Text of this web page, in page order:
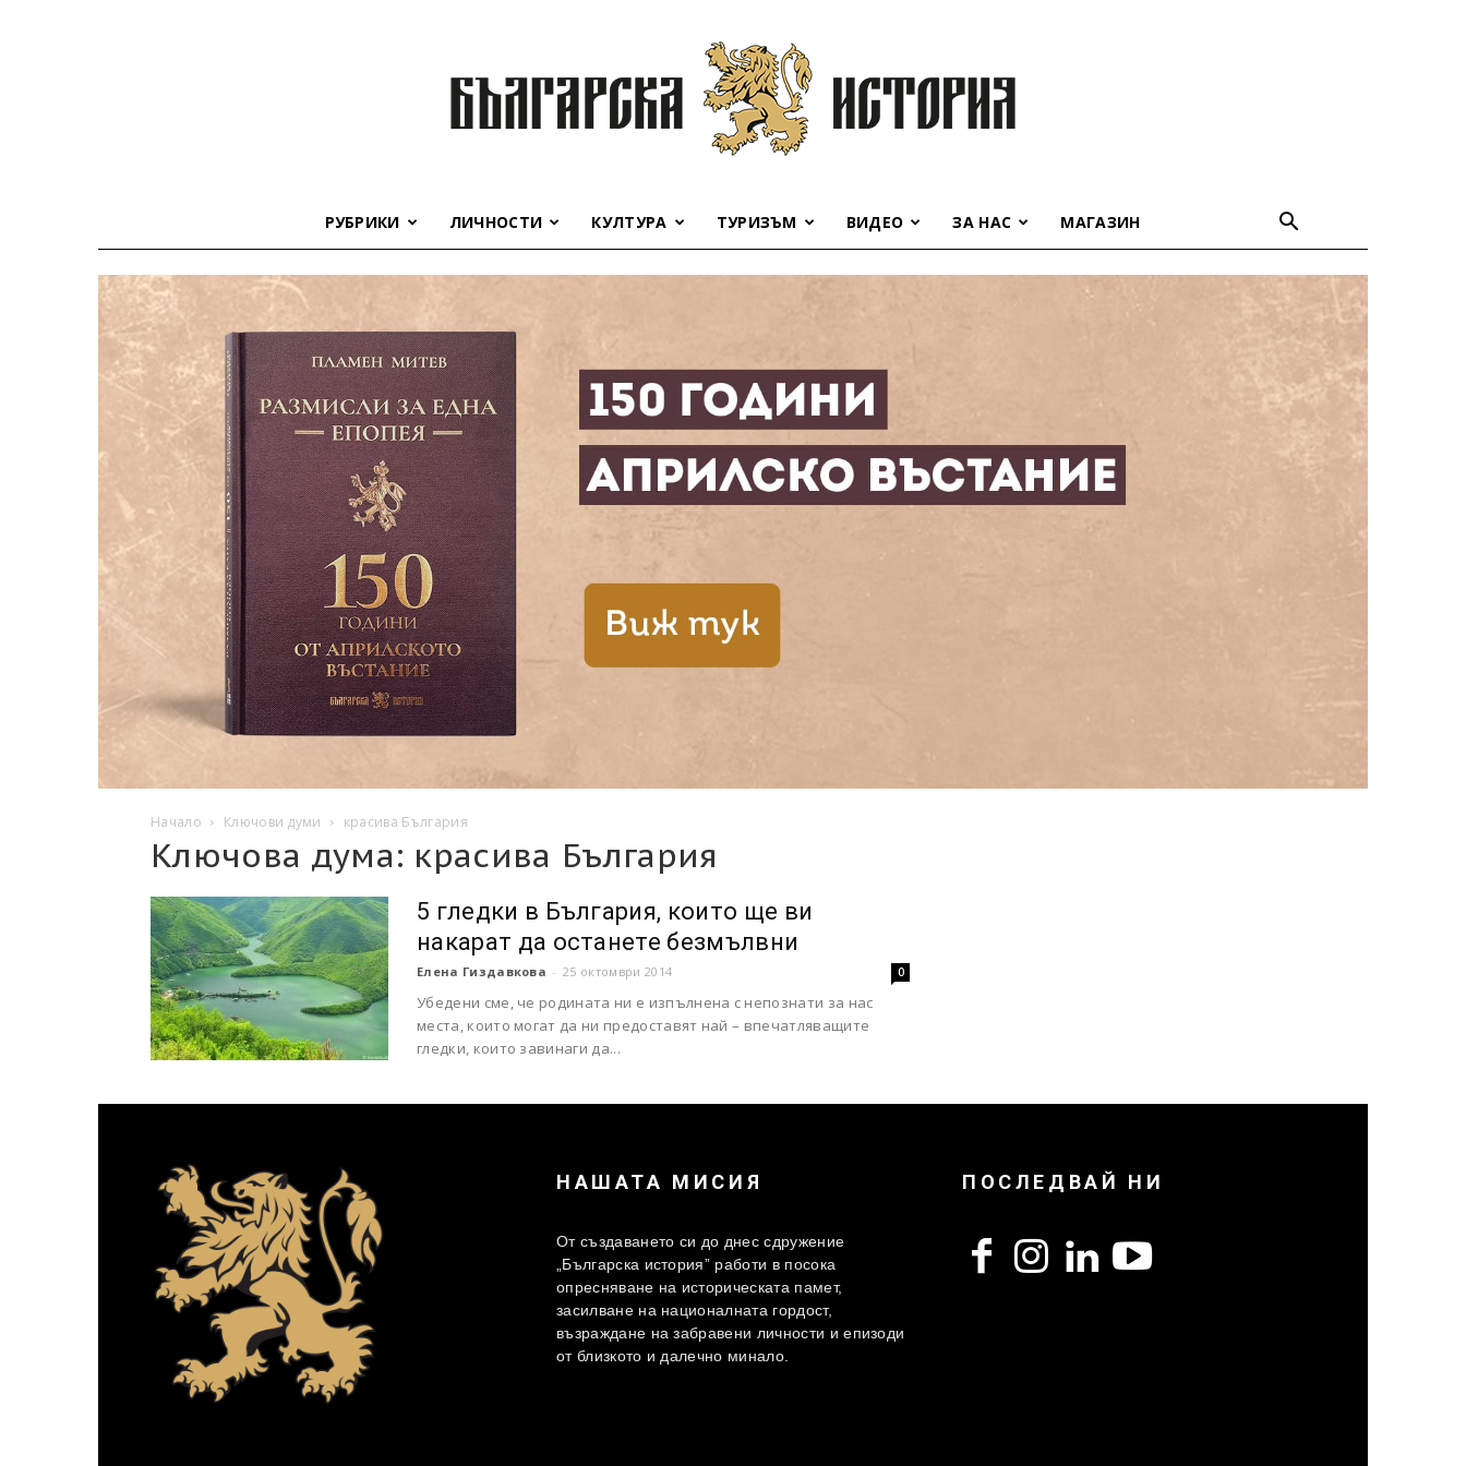
история
РУБРИКИ ЛИЧНОСТИ КУЛТУРА ТУРИЗЪМ ВИДЕО ЗА НАС МАГАЗИН
Начало Ключови думи красива България
Ключова дума: красива България
5 гледки в България, които ще ви
накарат да останете безмълвни
Елена Гиздавкова - 25 октомври 2014 0
Убедени сме, че родината ни е изпълнена с непознати за нас
места, които могат да ни предоставят най – впечатляващите
гледки, които завинаги да...
НАШАТА МИСИЯ
От създаването си до днес сдружение
„Българска история” работи в посока
опресняване на историческата памет,
засилване на националната гордост,
възраждане на забравени личности и епизоди
от близкото и далечно минало.
ПОСЛЕДВАЙ НИ